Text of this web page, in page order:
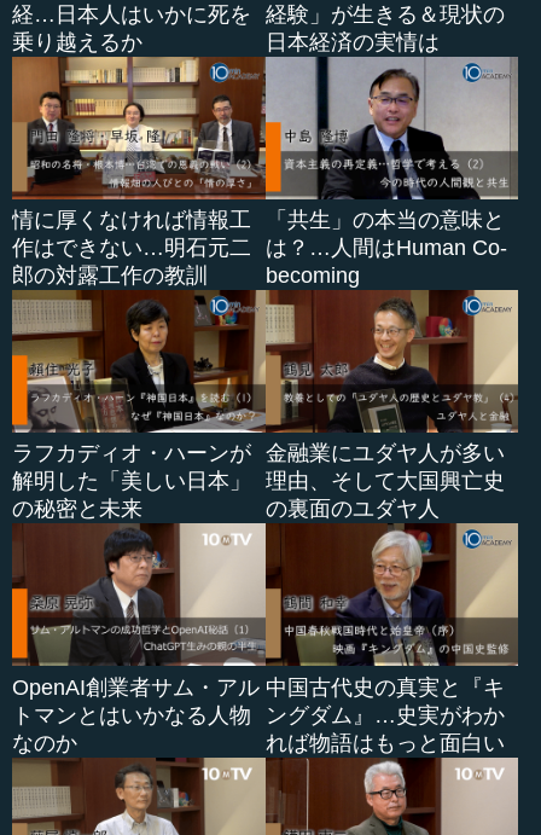
経…日本人はいかに死を
乗り越えるか
経験」が生きる＆現状の
日本経済の実情は
情に厚くなければ情報工
作はできない…明石元二
郎の対露工作の教訓
「共生」の本当の意味と
は？…人間はHuman Co-
becoming
ラフカディオ・ハーンが
解明した「美しい日本」
の秘密と未来
金融業にユダヤ人が多い
理由、そして大国興亡史
の裏面のユダヤ人
OpenAI創業者サム・アル
トマンとはいかなる人物
なのか
中国古代史の真実と『キ
ングダム』…史実がわか
れば物語はもっと面白い